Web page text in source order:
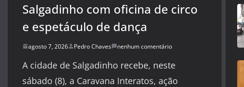
Salgadinho com oficina de circo
e espetáculo de dança
agosto 7, 2026 Pedro Chaves nenhum comentário
A cidade de Salgadinho recebe, neste
sábado (8), a Caravana Interatos, ação